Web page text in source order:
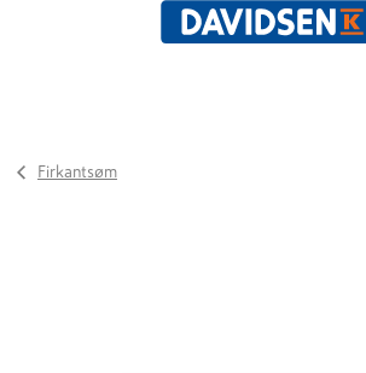
Firkantsøm